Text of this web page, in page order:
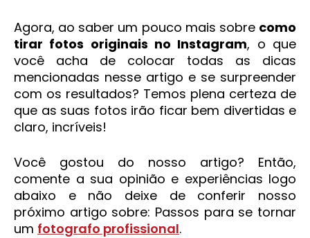
Agora, ao saber um pouco mais sobre como
tirar fotos originais no Instagram, o que
você acha de colocar todas as dicas
mencionadas nesse artigo e se surpreender
com os resultados? Temos plena certeza de
que as suas fotos irão ficar bem divertidas e
claro, incríveis!
Você gostou do nosso artigo? Então,
comente a sua opinião e experiências logo
abaixo e não deixe de conferir nosso
próximo artigo sobre: Passos para se tornar
um fotografo profissional.